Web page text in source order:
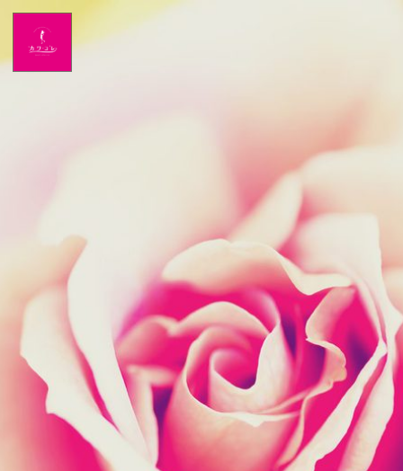
Home
NEWS
Profile
Facebook
Twitter
Instagram